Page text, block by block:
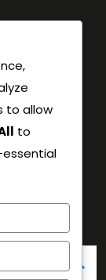
to allow
to